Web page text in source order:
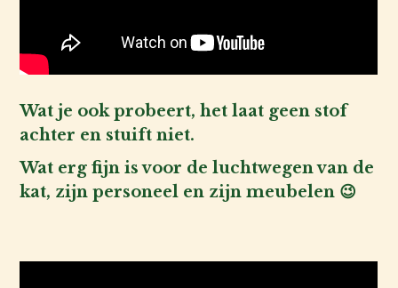
Wat je ook probeert, het laat geen stof
achter en stuift niet.
Wat erg fijn is voor de luchtwegen van de
kat, zijn personeel en zijn meubelen 😉